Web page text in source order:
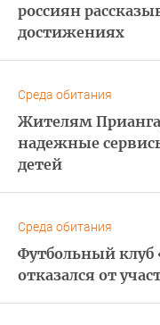
россиян
достижениях
Среда обитания
Жителям
надежные
детей
Среда обитания
Футбольный
отказался от